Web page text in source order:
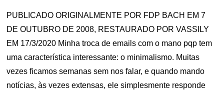
PUBLICADO ORIGINALMENTE POR FDP BACH EM 7
DE OUTUBRO DE 2008, RESTAURADO POR VASSILY
EM 17/3/2020 Minha troca de emails com o mano pqp tem
uma característica interessante: o minimalismo. Muitas
vezes ficamos semanas sem nos falar, e quando mando
notícias, às vezes extensas, ele simplesmente responde